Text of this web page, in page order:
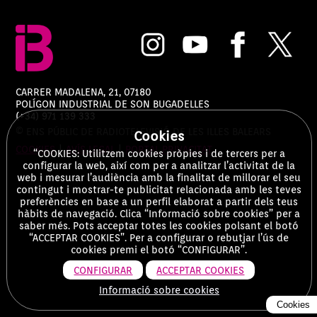
CARRER MADALENA, 21, 07180
POLÍGON INDUSTRIAL DE SON BUGADELLES
(+34) 971 139 333
© ENS PÚBLIC DE RADIOTELEVISIÓ DE LES ILLES BALEARS
COOKIES|AVÍS LEGAL| PORTAL PRIVACITAT
Cookies
Cookies
“COOKIES: Utilitzem cookies pròpies i de tercers per a
configurar la web, així com per a analitzar l’activitat de la
web i mesurar l’audiència amb la finalitat de millorar el seu
contingut i mostrar-te publicitat relacionada amb les teves
preferències en base a un perfil elaborat a partir dels teus
hàbits de navegació. Clica “Informació sobre cookies” per a
saber més. Pots acceptar totes les cookies polsant el botó
“ACCEPTAR COOKIES”. Per a configurar o rebutjar l’ús de
cookies premi el botó “CONFIGURAR”.
CONFIGURAR
ACCEPTAR COOKIES
Informació sobre cookies